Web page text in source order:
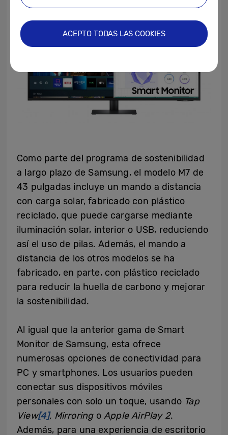
Como parte del programa de sostenibilidad
a largo plazo de Samsung, el modelo M7 de
43 pulgadas incluye un mando a distancia
con carga solar, fabricado con plástico
reciclado, que puede cargarse mediante
iluminación solar, interior o USB, reduciendo
así el uso de pilas. Además, el mando a
distancia de los otros modelos se ha
fabricado, en parte, con plástico reciclado
para reducir la huella de carbono y mejorar
la sostenibilidad.
Al igual que la anterior gama de Smart
Monitor de Samsung, esta ofrece
numerosas opciones de conectividad para
PC y smartphones. Los usuarios pueden
conectar sus dispositivos móviles
personales con solo un toque, usando Tap
View[4], MirroringoApple AirPlay 2.
Además, para una experiencia de escritorio
ACEPTO TODAS LAS COOKIES